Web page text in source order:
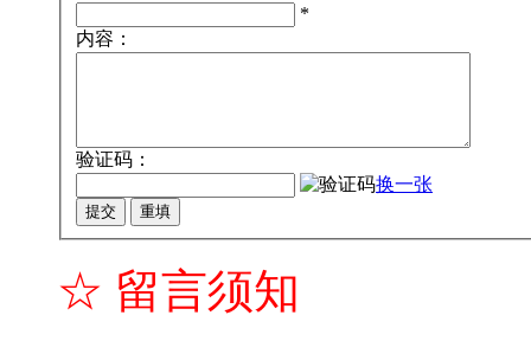
*
内容：
验证码：
换一张
提交 重填
☆ 留言须知